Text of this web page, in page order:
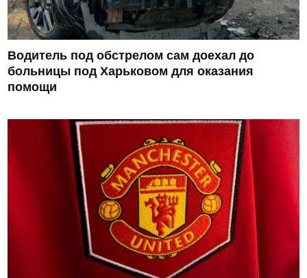
Водитель под обстрелом сам доехал до
больницы под Харьковом для оказания
помощи